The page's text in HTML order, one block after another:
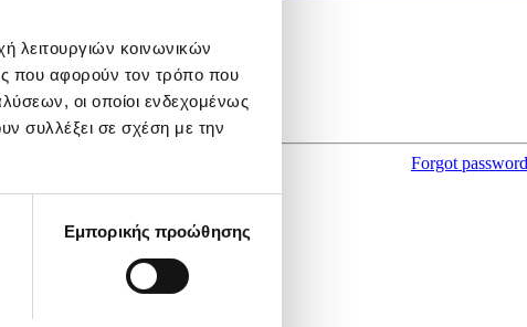
λειτουργιών κοινωνικών
που αφορούν τον τρόπο που
οι οποίοι ενδεχομένως
συλλέξει σε σχέση με την
Εμπορικής προώθησης
Forgot